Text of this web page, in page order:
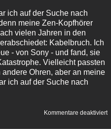
ich auf der Suche nach
meine Zen-Kopfhörer
vielen Jahren in den
Kabelbruch. Ich
- von Sony - und fand, sie
Vielleicht passten
Ohren, aber an meine
ich auf der Suche nach
Kommentare deaktiviertfür